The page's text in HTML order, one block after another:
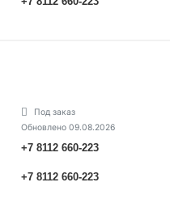
Под заказ
Обновлено 09.08.2026
+7 8112 660-223
+7 8112 660-223